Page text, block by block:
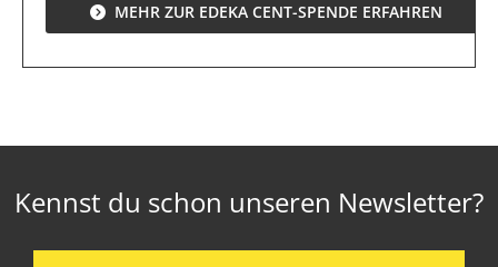
MEHR ZUR EDEKA CENT-SPENDE ERFAHREN
Kennst du schon unseren Newsletter?